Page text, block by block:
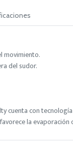
movimiento.
del sudor.
cuenta con
la